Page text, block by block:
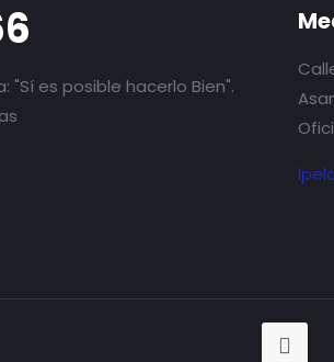
"Sí es posible hacerlo Bien".